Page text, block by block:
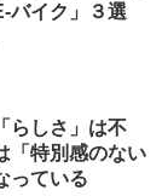
バイク」３選
らしさ」は不
特別感のない
っている